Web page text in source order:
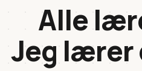
Alle
Jeg lærer